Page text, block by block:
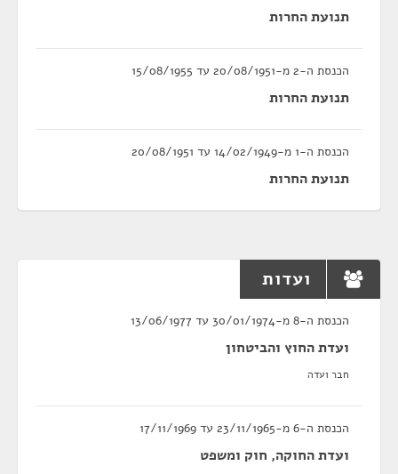
תנועת החרות
הכנסת ה-2 מ-20/08/1951 עד 15/08/1955
תנועת החרות
הכנסת ה-1 מ-14/02/1949 עד 20/08/1951
תנועת החרות
ועדות
הכנסת ה-8 מ-30/01/1974 עד 13/06/1977
ועדת החוץ והביטחון
חבר ועדה
הכנסת ה-6 מ-23/11/1965 עד 17/11/1969
ועדת החוקה, חוק ומשפט